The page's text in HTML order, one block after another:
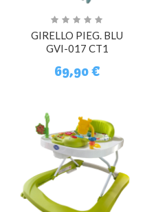
GIRELLO PIEG. BLU
GVI-017 CT1
69,90 €